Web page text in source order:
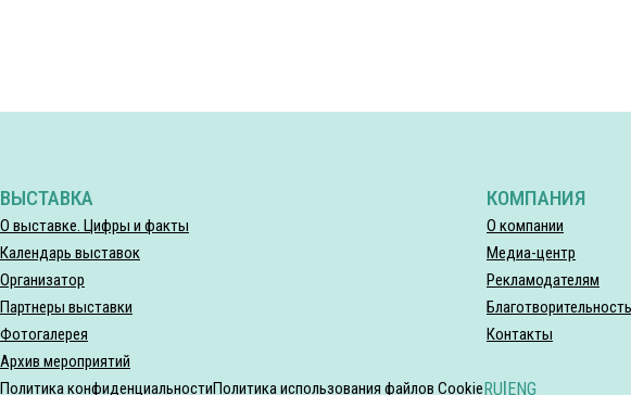
ВЫСТАВКА
О выставке. Цифры и факты
Календарь выставок
Организатор
Партнеры выставки
Фотогалерея
Архив мероприятий
КОМПАНИЯ
О компании
Медиа-центр
Рекламодателям
Благотворительность
Контакты
Политика конфиденциальностиПолитика использования файлов CookieRU|ENG